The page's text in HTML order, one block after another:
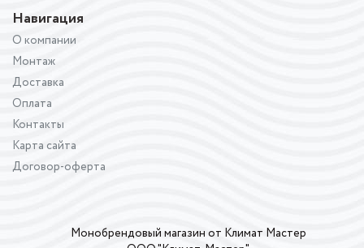
Навигация
О компании
Монтаж
Доставка
Оплата
Контакты
Карта сайта
Договор-оферта
Монобрендовый магазин от Климат Мастер